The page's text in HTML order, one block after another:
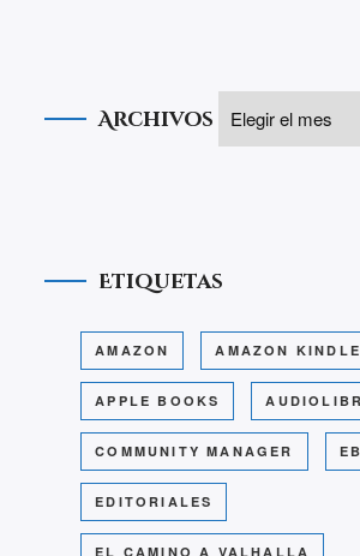
Archivos
Etiquetas
AMAZON AMAZON KINDLE
APPLE BOOKS
COMMUNITY MANAGER
EDITORIALES
EL CAMINO A VALHALLA